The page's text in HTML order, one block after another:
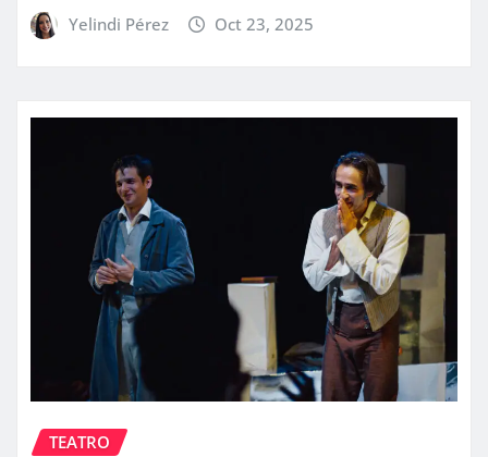
Yelindi Pérez Oct 23, 2025
TEATRO